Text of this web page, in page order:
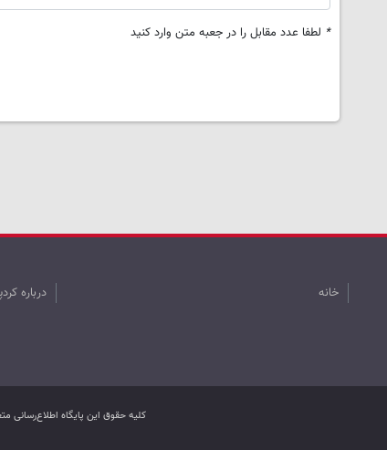
* لطفا عدد مقابل را در جعبه متن وارد کنید
خانه درباره
کليه حقوق اين پایگاه اطلاع‌رسانی